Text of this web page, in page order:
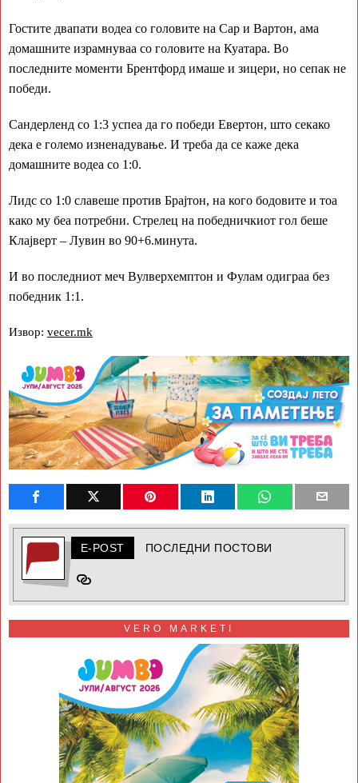
Гостите двапати водеа со головите на Сар и Вартон, ама
домашните израмнуваа со головите на Куатара. Во
последните моменти Брентфорд имаше и зицери, но сепак не
победи.
Сандерленд со 1:3 успеа да го победи Евертон, што секако
дека е големо изненадување. И треба да се каже дека
домашните водеа со 1:0.
Лидс со 1:0 славеше против Брајтон, на кого бодовите и тоа
како му беа потребни. Стрелец на победничкиот гол беше
Клајверт – Лувин во 90+6.минута.
И во последниот меч Вулверхемптон и Фулам одиграа без
победник 1:1.
Извор: vecer.mk
E-POST ПОСЛЕДНИ ПОСТОВИ
VERO MARKETI